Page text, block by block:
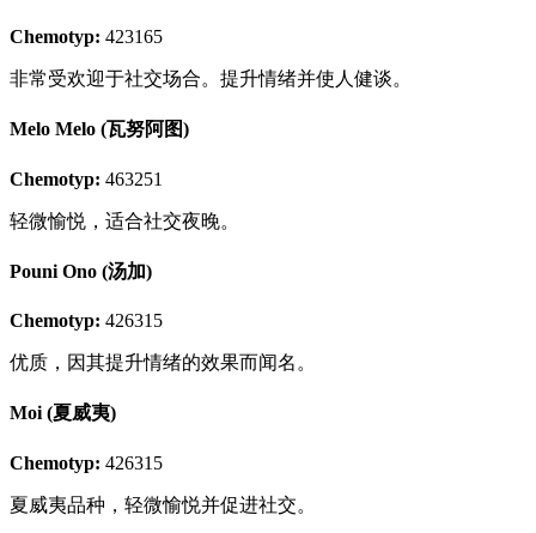
Chemotyp: 423165
非常受欢迎于社交场合。提升情绪并使人健谈。
Melo Melo (瓦努阿图)
Chemotyp: 463251
轻微愉悦，适合社交夜晚。
Pouni Ono (汤加)
Chemotyp: 426315
优质，因其提升情绪的效果而闻名。
Moi (夏威夷)
Chemotyp: 426315
夏威夷品种，轻微愉悦并促进社交。